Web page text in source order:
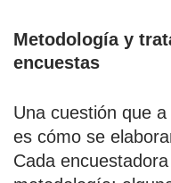
Metodología y
encuestas
Una cuestión que
es cómo se
Cada